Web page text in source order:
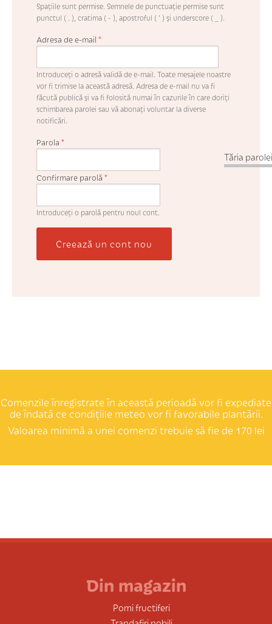
Spaţiile sunt permise. Semnele de punctuaţie permise sunt
punctul ( . ), cratima ( - ), apostroful ( ' ) şi underscore ( _ ).
Adresa de e-mail *
Introduceţi o adresă validă de e-mail. Toate mesajele noastre
vor fi trimise la această adresă. Adresa de e-mail nu va fi
făcută publică şi va fi folosită numai în cazurile în care doriţi
schimbarea parolei sau vă abonaţi voluntar la diverse
notificări.
Tăria
Parola *
Confirmare parolă *
Introduceţi o parolă pentru noul cont.
Creează un cont nou
Comenzile înregistrate în această perioadă vor fi expediate
de îndată ce condițiile meteo vor fi favorabile plantării.
Valoarea minimă a unei comenzi trebuie să fie de 170 lei
Din magazin
Pomi fructiferi